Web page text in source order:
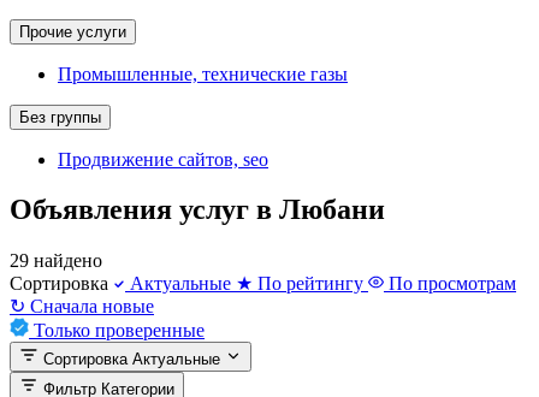
Прочие услуги
Промышленные, технические газы
Без группы
Продвижение сайтов, seo
Объявления услуг в Любани
29 найдено
Сортировка
Актуальные ★ По рейтингу
По просмотрам
↻ Сначала новые
Только проверенные
Сортировка Актуальные
Фильтр Категории